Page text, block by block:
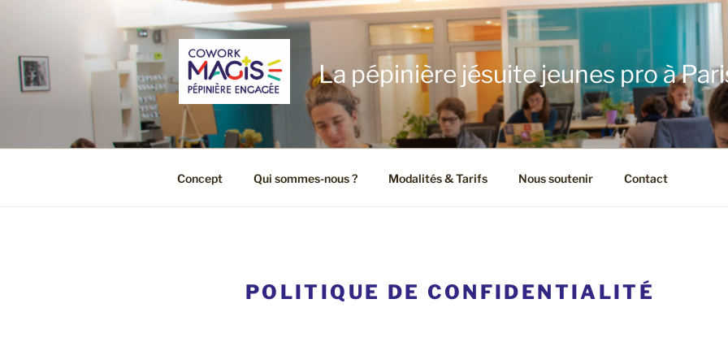
principal
La pépinière jésuite jeunes pro à
Concept Qui sommes-nous ? Modalités & Tarifs Nous soutenir Contact
POLITIQUE DE CONFIDENTIALITÉ